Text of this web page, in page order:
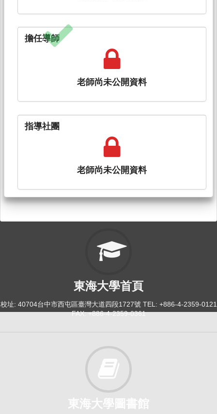
擔任導師
老師尚未公開資料
指導社團
老師尚未公開資料
東海大學首頁
校址: 40704台中市西屯區臺灣大道四段1727號 TEL: +886-4-2359-0121
FAX: +886-4-2359-0361
東海大學圖書館